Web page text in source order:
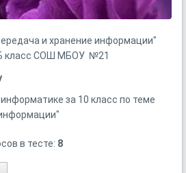
и хранение информации"
класс СОШ МБОУ №21
за 10 класс по теме
в тесте: 8